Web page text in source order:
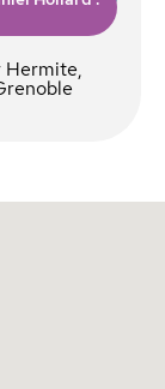
Hermite,